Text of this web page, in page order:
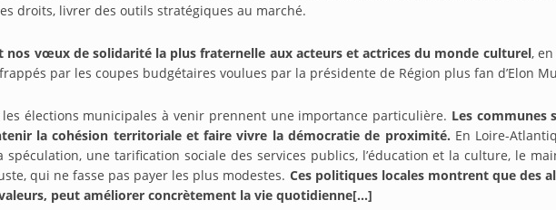
droits, livrer des outils stratégiques au marché.
nos vœux de solidarité la plus fraternelle aux acteurs et actrices du monde culturel,
par les coupes budgétaires voulues par la présidente de Région plus fan d’Elon
les élections municipales à venir prennent une importance particulière. Les communes
la cohésion territoriale et faire vivre la démocratie de proximité. En Loire-
une tarification sociale des services publics, l’éducation et la culture, le
qui ne fasse pas payer les plus modestes. Ces politiques locales montrent que des
peut améliorer concrètement la vie quotidienne[...]